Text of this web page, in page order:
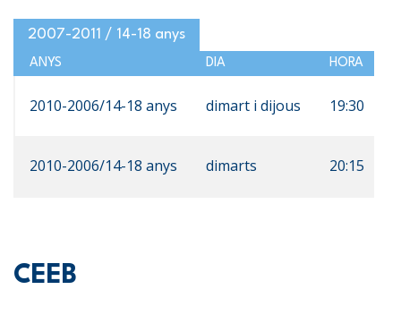
2007-2011 / 14-18 anys
ANYS DIA HORA
2010-2006/14-18 anys dimart i dijous 19:30
2010-2006/14-18 anys dimarts 20:15
CEEB